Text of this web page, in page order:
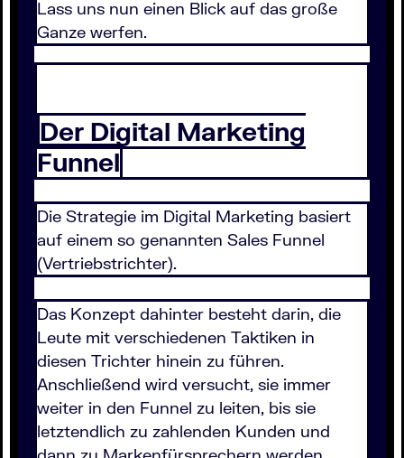
Lass uns nun einen Blick auf das große
Ganze werfen.
Der Digital Marketing
Funnel
Die Strategie im Digital Marketing basiert
auf einem so genannten Sales Funnel
(Vertriebstrichter).
Das Konzept dahinter besteht darin, die
Leute mit verschiedenen Taktiken in
diesen Trichter hinein zu führen.
Anschließend wird versucht, sie immer
weiter in den Funnel zu leiten, bis sie
letztendlich zu zahlenden Kunden und